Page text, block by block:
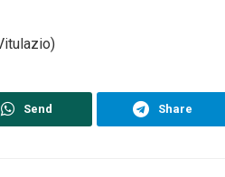
Send Share